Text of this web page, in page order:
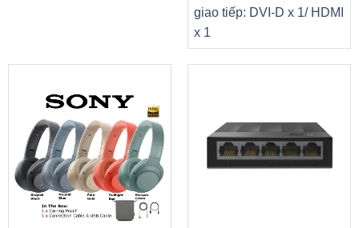
giao tiếp: DVI-D x 1/ HDMI
x 1